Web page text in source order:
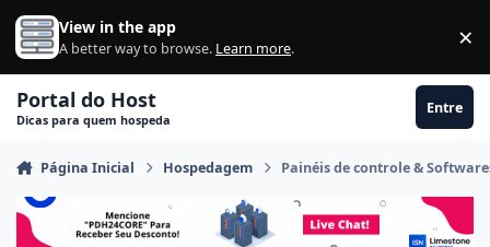
Ir para conteúdo
View in the app
A better way to browse. Learn more. ×
Portal do Host
Dicas para quem hospeda
Entre
Página Inicial Hospedagem Painéis de controle &